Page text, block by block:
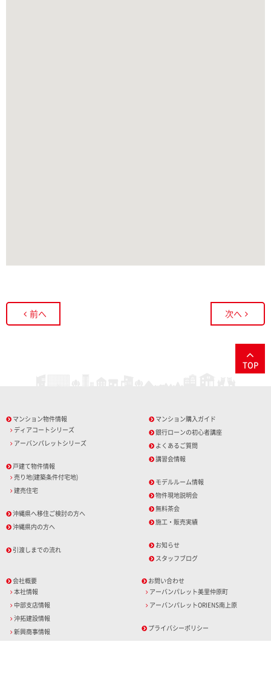
次へ
前へ
TOP
マンション物件情報
ディアコートシリーズ
アーバンパレットシリーズ
戸建て物件情報
売り地(建築条件付宅地)
建売住宅
沖縄県へ移住ご検討の方へ
沖縄県内の方へ
引渡しまでの流れ
マンション購入ガイド
銀行ローンの初心者講座
よくあるご質問
講習会情報
モデルルーム情報
物件現地説明会
無料茶会
施工・販売実績
お知らせ
スタッフブログ
会社概要
本社情報
中部支店情報
沖拓建設情報
新興商事情報
お問い合わせ
アーバンパレット美里仲原町
アーバンパレットORIENS南上原
プライバシーポリシー